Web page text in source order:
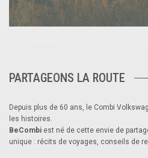
PARTAGEONS LA ROUTE
Depuis plus de 60 ans, le Combi
les histoires.
BeCombi est né de cette envie de
unique : récits de voyages, conseils de